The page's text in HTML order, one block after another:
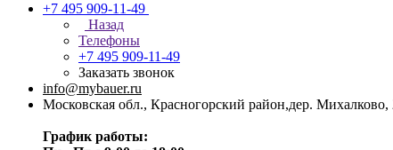
+7 495 909-11-49
Назад
Телефоны
+7 495 909-11-49
Заказать звонок
info@mybauer.ru
Московская обл., Красногорский район,дер.
График работы: